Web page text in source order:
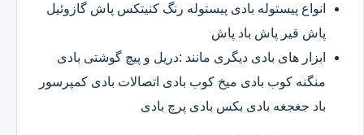
انواع پیستوله بادی پیستوله رنگ کنیتکس پاش گازوئیل
پاش قیر پاش باد پاش
ابزار های بادی دیگری مانند :دریل و پیچ گوشتی بادی
منگنه کوب بادی میخ کوب بادی اتصالات بادی کمپرسور
باد جغجغه بادی بکس بادی پرچ بادی